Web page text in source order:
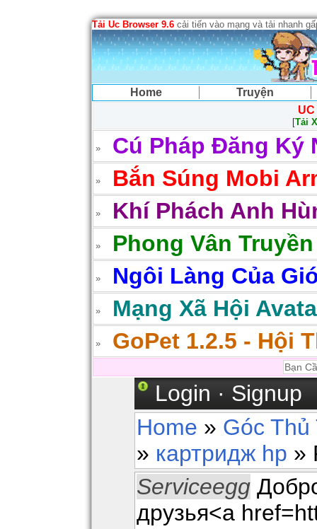
Tải Uc Browser 9.6 cải tiến vào mạng và tải nhanh
Home
Truyện
[Tải
Cú Pháp Đăng Ký
Bắn Súng Mobi
Khí Phách Anh
Phong Vân
Ngôi Làng Của
Mạng Xã Hội
GoPet 1.2.5 - Hội
Login · Signup
Home » Góc Thủ
» картридж hp »
Serviceegg
друзья<a